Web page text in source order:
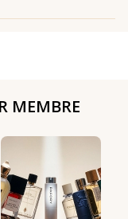
MEMBRE